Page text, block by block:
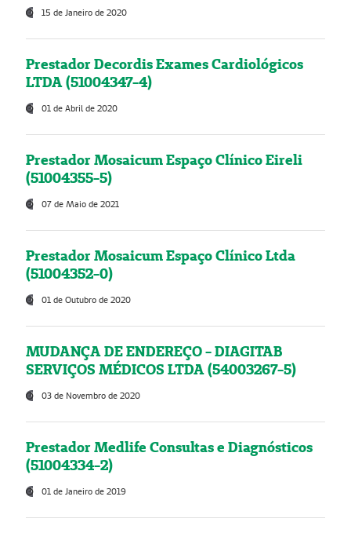
15 de Janeiro de 2020
Prestador Decordis Exames Cardiológicos
LTDA (51004347-4)
01 de Abril de 2020
Prestador Mosaicum Espaço Clínico Eireli
(51004355-5)
07 de Maio de 2021
Prestador Mosaicum Espaço Clínico Ltda
(51004352-0)
01 de Outubro de 2020
MUDANÇA DE ENDEREÇO - DIAGITAB
SERVIÇOS MÉDICOS LTDA (54003267-5)
03 de Novembro de 2020
Prestador Medlife Consultas e Diagnósticos
(51004334-2)
01 de Janeiro de 2019